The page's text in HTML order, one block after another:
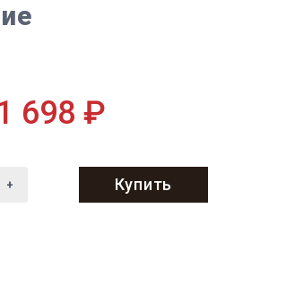
698 ₽
+ Купить